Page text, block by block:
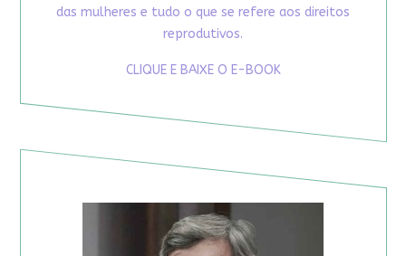
das mulheres e tudo o que se refere aos direitos
reprodutivos.
CLIQUE E BAIXE O E-BOOK